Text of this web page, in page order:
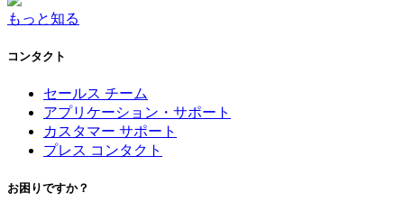
もっと知る
コンタクト
セールス チーム
アプリケーション・サポート
カスタマー サポート
プレス コンタクト
お困りですか？